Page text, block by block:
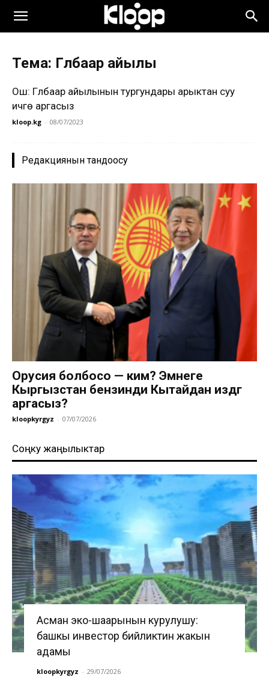
Тема: Гүлбаар айылы
Ош: Гүлбаар айылынын тургундары арыктан суу
ичүүгө аргасыз
kloop.kg - 08/07/2023
Редакциянын тандоосу
Орусия болбосо — ким? Эмнеге
Кыргызстан бензинди Кытайдан издөөгө
аргасыз?
kloopkyrgyz - 07/07/2026
Соңку жаңылыктар
Асман эко-шаарынын курулушу:
башкы инвестор бийликтин жакын
адамы
kloopkyrgyz - 29/07/2026